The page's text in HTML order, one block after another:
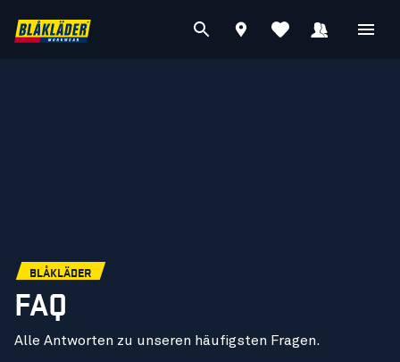
BLÅKLÄDER
FAQ
Alle Antworten zu unseren häufigsten Fragen.